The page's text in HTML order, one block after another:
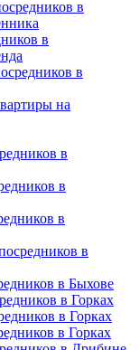
в
в
в
на
в
в
в
в
в Быхове
в Горках
в Горках
в Горках